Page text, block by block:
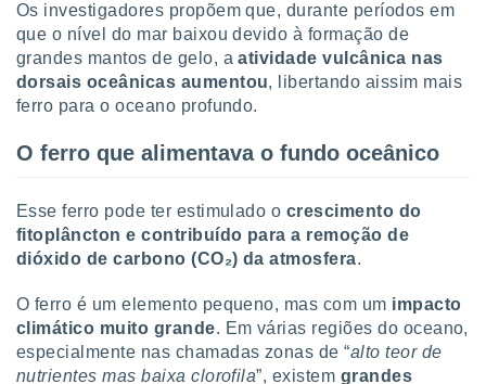
para
navegação
não
ou
Pode
de
ao
Os investigadores propõem que, durante períodos em
que o nível do mar baixou devido à formação de
grandes mantos de gelo, aatividade vulcânica nas
dorsais oceânicas aumentou, libertando aissim mais
ferro para o oceano profundo.
O ferro que alimentava o fundo oceânico
Esse ferro pode ter estimulado o crescimento do
fitoplâncton e contribuído para a remoção de
dióxido de carbono (CO₂) da atmosfera.
O ferro é um elemento pequeno, mas com um impacto
climático muito grande. Em várias regiões do oceano,
especialmente nas chamadas zonas de “alto teor de
nutrientes mas baixa clorofila”, existem grandes